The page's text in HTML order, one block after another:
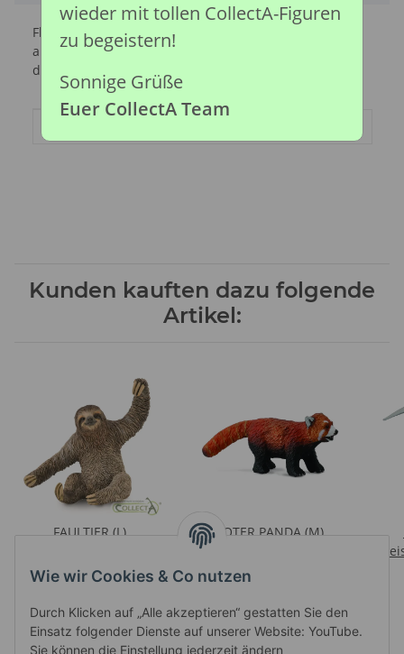
Wie wir Cookies & Co nutzen
Durch Klicken auf „Alle akzeptieren“ gestatten Sie den
Einsatz folgender Dienste auf unserer Website: YouTube.
Sie können die Einstellung jederzeit ändern
Flamingos stehen oft auf einem Bein und haben das
andere unter dem Körper angezogen. Der Grund für
dieses Verhalten ist nicht vollständig geklärt.
Kunden kauften dazu folgende
Artikel:
FAULTIER (L)
sichtbar
ROTER PANDA (M)
Preise nach Anmeldung
sichtbar
wieder mit tollen CollectA-Figuren
zu begeistern!
Sonnige Grüße
Euer CollectA Team